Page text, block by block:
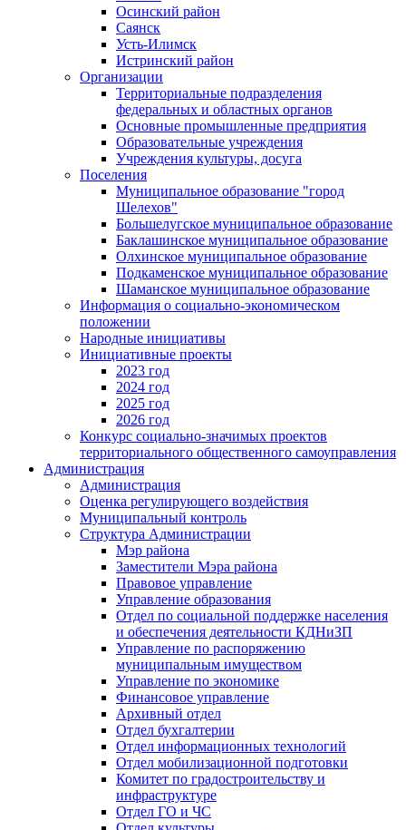
Осинский район
Саянск
Усть-Илимск
Истринский район
Организации
Территориальные подразделения
федеральных и областных органов
Основные промышленные предприятия
Образовательные учреждения
Учреждения культуры, досуга
Поселения
Муниципальное образование "город
Шелехов"
Большелугское муниципальное образование
Баклашинское муниципальное образование
Олхинское муниципальное образование
Подкаменское муниципальное образование
Шаманское муниципальное образование
Информация о социально-экономическом
положении
Народные инициативы
Инициативные проекты
2023 год
2024 год
2025 год
2026 год
Конкурс социально-значимых проектов
территориального общественного самоуправления
Администрация
Администрация
Оценка регулирующего воздействия
Муниципальный контроль
Структура Администрации
Мэр района
Заместители Мэра района
Правовое управление
Управление образования
Отдел по социальной поддержке населения
и обеспечения деятельности КДНиЗП
Управление по распоряжению
муниципальным имуществом
Управление по экономике
Финансовое управление
Архивный отдел
Отдел бухгалтерии
Отдел информационных технологий
Отдел мобилизационной подготовки
Комитет по градостроительству и
инфраструктуре
Отдел ГО и ЧС